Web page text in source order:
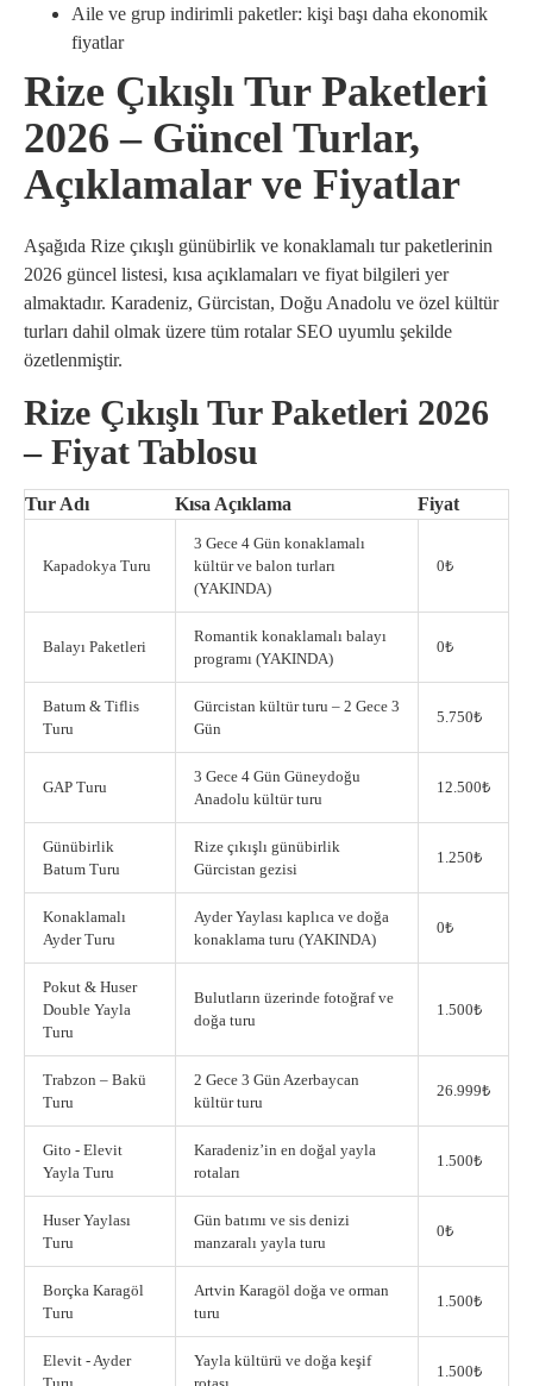
Aile ve grup indirimli paketler: kişi başı daha ekonomik
fiyatlar
Rize Çıkışlı Tur Paketleri
2026 – Güncel Turlar,
Açıklamalar ve Fiyatlar
Aşağıda Rize çıkışlı günübirlik ve konaklamalı tur paketlerinin
2026 güncel listesi, kısa açıklamaları ve fiyat bilgileri yer
almaktadır. Karadeniz, Gürcistan, Doğu Anadolu ve özel kültür
turları dahil olmak üzere tüm rotalar SEO uyumlu şekilde
özetlenmiştir.
Rize Çıkışlı Tur Paketleri 2026
– Fiyat Tablosu
Tur Adı Kısa Açıklama Fiyat
Kapadokya Turu
3 Gece 4 Gün konaklamalı
kültür ve balon turları
(YAKINDA)
0₺
Balayı Paketleri
Romantik konaklamalı balayı
programı (YAKINDA)
0₺
Batum & Tiflis
Turu
Gürcistan kültür turu – 2 Gece 3
Gün
5.750₺
GAP Turu
3 Gece 4 Gün Güneydoğu
Anadolu kültür turu
12.500₺
Günübirlik
Batum Turu
Rize çıkışlı günübirlik
Gürcistan gezisi
1.250₺
Konaklamalı
Ayder Turu
Ayder Yaylası kaplıca ve doğa
konaklama turu (YAKINDA)
0₺
Pokut & Huser
Double Yayla
Turu
Bulutların üzerinde fotoğraf ve
doğa turu
1.500₺
Trabzon – Bakü
Turu
2 Gece 3 Gün Azerbaycan
kültür turu
26.999₺
Gito - Elevit
Yayla Turu
Karadeniz’in en doğal yayla
rotaları
1.500₺
Huser Yaylası
Turu
Gün batımı ve sis denizi
manzaralı yayla turu
0₺
Borçka Karagöl
Turu
Artvin Karagöl doğa ve orman
turu
1.500₺
Elevit - Ayder
Yayla kültürü ve doğa keşif
1.500₺